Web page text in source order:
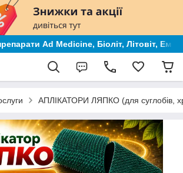
Ad Medicine, Біоліт, Літовіт, Ем
АПЛІКАТОРИ ЛЯПКО (для суглобів,